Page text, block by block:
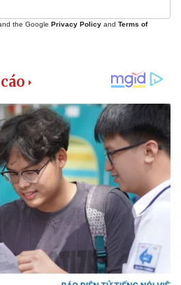
Chứng khoán
the Google Privacy Policy and Terms of